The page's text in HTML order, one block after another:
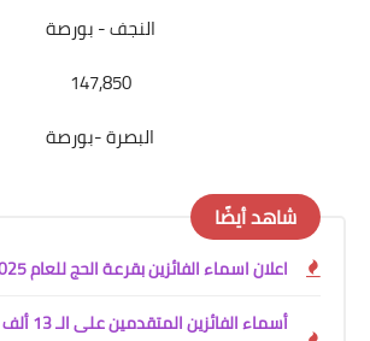
النجف - بورصة
147,850
البصرة -بورصة
شاهد أيضًا
اعلان اسماء الفائزين بقرعة الحج للعام 2025 ذوي الشهداء
أسماء